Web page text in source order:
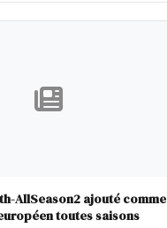
AllSeason2 ajouté comme
toutes saisons